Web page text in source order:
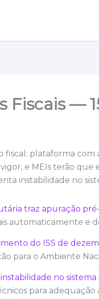
Fiscais —
fiscal: plataforma
e MEIs terão
instabilidade no
traz apuração
automaticamente e
do ISS de
para o Ambiente
no sistema
para